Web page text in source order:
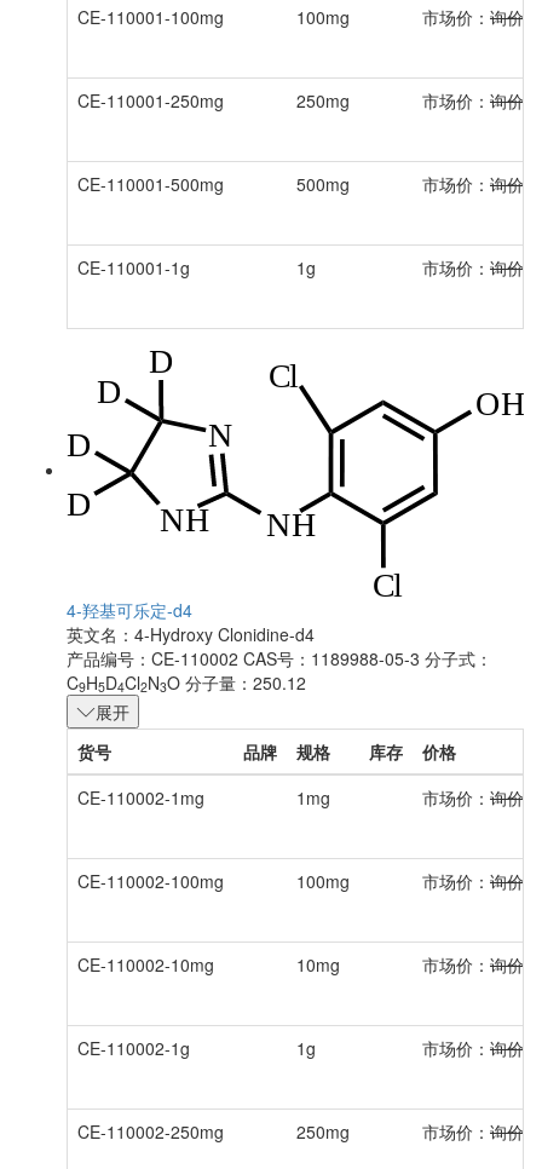
CE-110001-100mg 100mg 市场价： 询价
CE-110001-250mg 250mg 市场价： 询价
CE-110001-500mg 500mg 市场价： 询价
CE-110001-1g 1g 市场价： 询价
4-羟基可乐定-d4
英文名： 4-Hydroxy Clonidine-d4
产品编号：CE-110002 CAS号：1189988-05-3 分子式：
C9H5D4Cl2N3O 分子量：250.12
展开
货号
品牌 规格 库存
价格
CE-110002-1mg
1mg 市场价： 询价
CE-110002-100mg 100mg 市场价： 询价
CE-110002-10mg 10mg 市场价： 询价
CE-110002-1g 1g 市场价： 询价
CE-110002-250mg 250mg 市场价： 询价